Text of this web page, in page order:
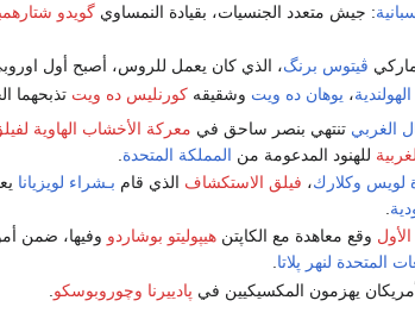
: جيش متعدد الجنسيات، بقيادة النمساويگويدو
ڤيتوس برنگ، الذي كان يعمل للروس، أصبح أول
، يوهان ده ويت وشقيقهكورنليس ده ويت تذبحهما
الغربي تنتهي بنصر ساحق في معركة الأخشاب الهاوية
للهنود المدعومة من المملكة المتحدة
لويس وكلارك، فيلق الاستكشاف الذي قام بـشراء لويزيانا
الأول وقع معاهدة مع الكاپتنهيپوليتو بوشاردو وفيها، ضمن
المتحدة لنهر پلاتا.
يهزمون المكسيكيين في پادييرنا وچوروبوسكو